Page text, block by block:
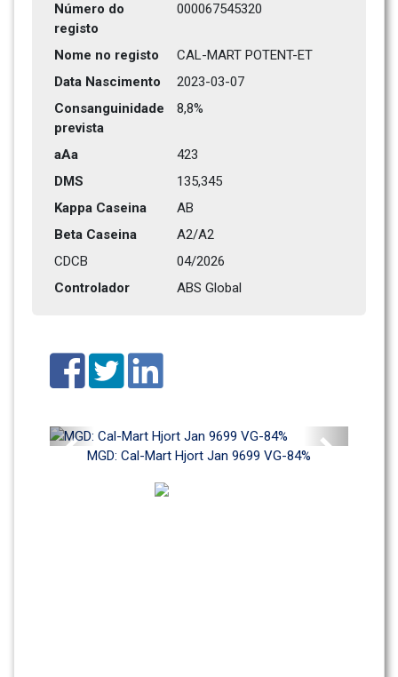
Número do
registo
000067545320
Nome no registo
CAL-MART POTENT-ET
Data Nascimento
2023-03-07
Consanguinidade
prevista
8,8%
aAa
423
DMS
135,345
Kappa Caseina
AB
Beta Caseina
A2/A2
CDCB
04/2026
Controlador
ABS Global
MGD: Cal-Mart Hjort Jan 9699 VG-84%
Previous